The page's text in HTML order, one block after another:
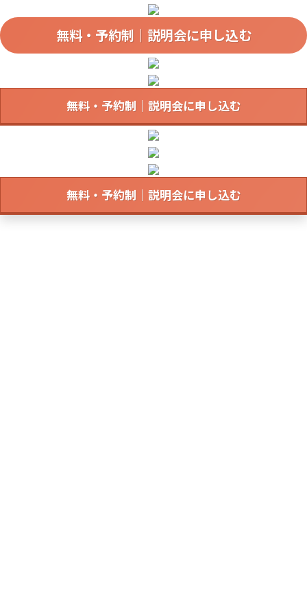
無料・予約制｜説明会に申し込む
無料・予約制｜説明会に申し込む
無料・予約制｜説明会に申し込む